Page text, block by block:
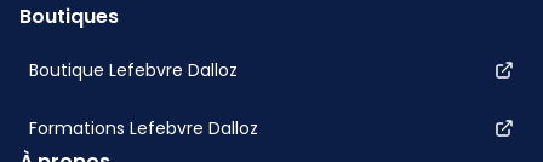
Boutiques
Boutique Lefebvre Dalloz
Formations Lefebvre Dalloz